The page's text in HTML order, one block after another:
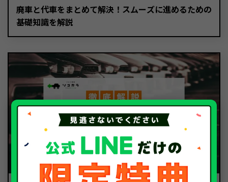
廃車と代車をまとめて解決！スムーズに進めるための
基礎知識を解説